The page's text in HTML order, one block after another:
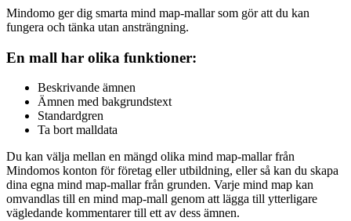
Mindomo ger dig smarta mind map-mallar som gör att du kan
fungera och tänka utan ansträngning.
En mall har olika funktioner:
Beskrivande ämnen
Ämnen med bakgrundstext
Standardgren
Ta bort malldata
Du kan välja mellan en mängd olika mind map-mallar från
Mindomos konton för företag eller utbildning, eller så kan du skapa
dina egna mind map-mallar från grunden. Varje mind map kan
omvandlas till en mind map-mall genom att lägga till ytterligare
vägledande kommentarer till ett av dess ämnen.